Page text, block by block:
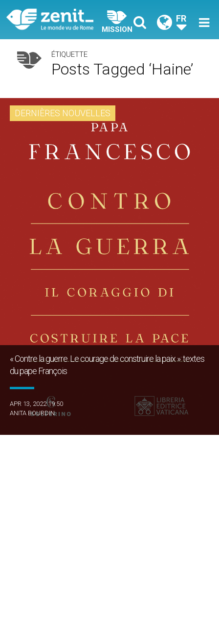
MISSION
FR
ÉTIQUETTE
Posts Tagged ‘haine’
DERNIÈRES NOUVELLES
« Contre la guerre. Le courage de construire la paix »: textes
du pape François
APR 13, 2022 19:50
ANITA BOURDIN